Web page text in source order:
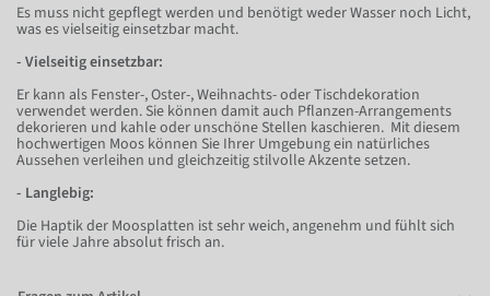
Es muss nicht gepflegt werden und benötigt weder Wasser noch Licht,
was es vielseitig einsetzbar macht.
- Vielseitig einsetzbar:
Er kann als Fenster-, Oster-, Weihnachts- oder Tischdekoration
verwendet werden. Sie können damit auch Pflanzen-Arrangements
dekorieren und kahle oder unschöne Stellen kaschieren. Mit diesem
hochwertigen Moos können Sie Ihrer Umgebung ein natürliches
Aussehen verleihen und gleichzeitig stilvolle Akzente setzen.
- Langlebig:
Die Haptik der Moosplatten ist sehr weich, angenehm und fühlt sich
für viele Jahre absolut frisch an.